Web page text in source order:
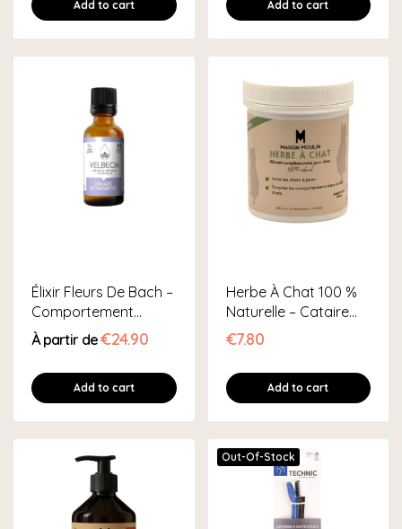
Add to cart Add to cart
Élixir Fleurs De Bach –
Comportement
Animal
À partir de€24.90
Add to cart
Herbe À Chat 100 %
Naturelle – Cataire
Séchée –...
€7.80
Add to cart
Out-Of-Stock